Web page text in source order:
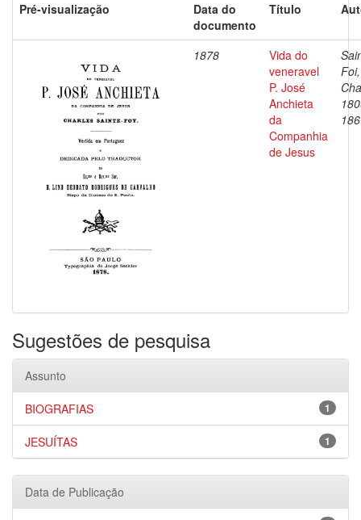
Pré-visualização
Data do
documento
Título
1878
Vida do
veneravel
P. José
Anchieta
da
Companhia
de Jesus
Foi,
Sugestões de pesquisa
Assunto
1
BIOGRAFIAS
1
JESUÍTAS
Data de Publicação